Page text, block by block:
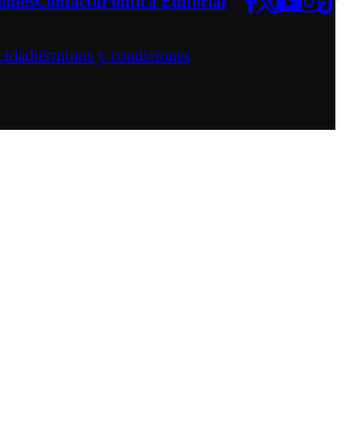
términos y condiciones